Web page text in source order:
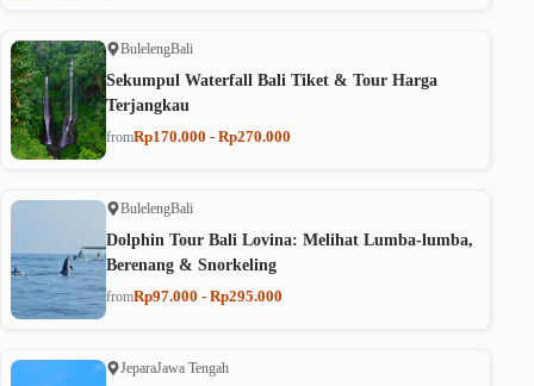
BulelengBali
Sekumpul Waterfall Bali Tiket & Tour Harga
Terjangkau
fromRp170.000 - Rp270.000
BulelengBali
Dolphin Tour Bali Lovina: Melihat Lumba-lumba,
Berenang & Snorkeling
fromRp97.000 - Rp295.000
JeparaJawa Tengah